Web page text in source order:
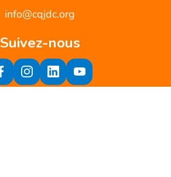
info@cqjdc.org
Suivez-nous